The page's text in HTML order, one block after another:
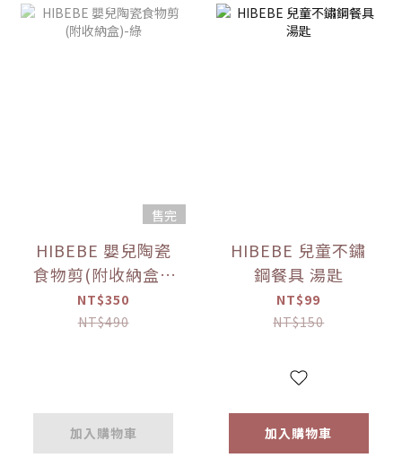
售完
HIBEBE 嬰兒陶瓷
食物剪(附收納盒)-
綠
NT$350
NT$490
加入購物車
HIBEBE 兒童不鏽
鋼餐具 湯匙
NT$99
NT$150
加入購物車